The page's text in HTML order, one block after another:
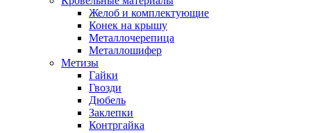
Желоб и комплектующие
Конек на крышу
Металлочерепица
Металлошифер
Метизы
Гайки
Гвозди
Дюбель
Заклепки
Контргайка